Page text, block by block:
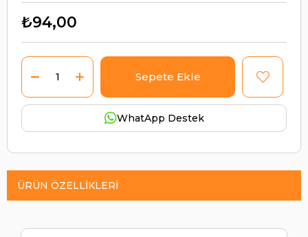
₺94,00
WhatApp Destek
ÜRÜN ÖZELLIKLERI